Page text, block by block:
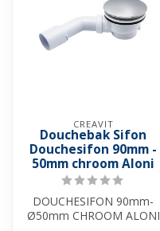
CREAVIT
Douchebak Sifon
Douchesifon 90mm -
50mm chroom Aloni
DOUCHESIFON 90mm-
Ø50mm CHROOM ALONI